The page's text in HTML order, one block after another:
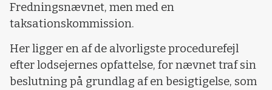
Fredningsnævnet, men med en
taksationskommission.
Her ligger en af de alvorligste procedurefejl
efter lodsejernes opfattelse, for nævnet traf sin
beslutning på grundlag af en besigtigelse, som